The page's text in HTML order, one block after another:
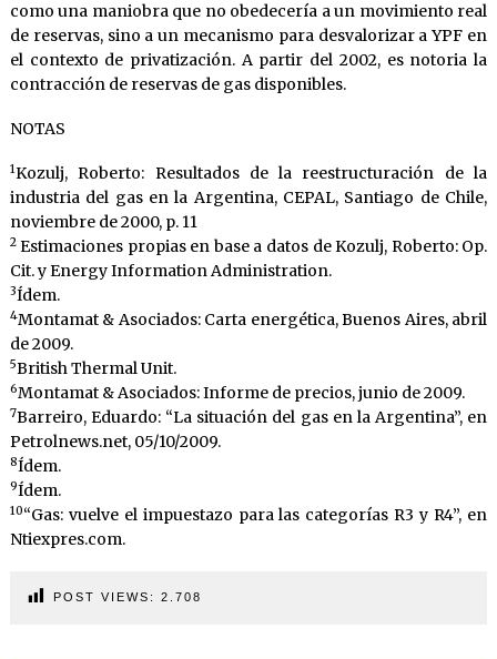
como una maniobra que no obedecería a un movimiento real
de reservas, sino a un mecanismo para desvalorizar a YPF en
el contexto de privatización. A partir del 2002, es notoria la
contracción de reservas de gas disponibles.
NOTAS
1Kozulj, Roberto: Resultados de la reestructuración de la
industria del gas en la Argentina, CEPAL, Santiago de Chile,
noviembre de 2000, p. 11
2Estimaciones propias en base a datos de Kozulj, Roberto: Op.
Cit. y Energy Information Administration.
3Ídem.
4Montamat & Asociados: Carta energética, Buenos Aires, abril
de 2009.
5British Thermal Unit.
6Montamat & Asociados: Informe de precios, junio de 2009.
7Barreiro, Eduardo: “La situación del gas en la Argentina”, en
Petrolnews.net, 05/10/2009.
8Ídem.
9Ídem.
10“Gas: vuelve el impuestazo para las categorías R3 y R4”, en
Ntiexpres.com.
POST VIEWS: 2.708